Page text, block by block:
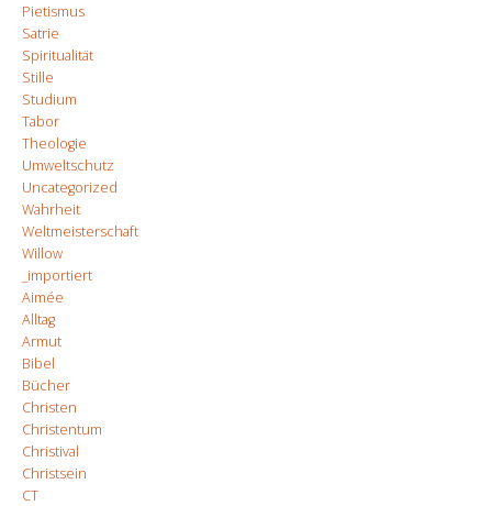
Pietismus
Satrie
Spiritualität
Stille
Studium
Tabor
Theologie
Umweltschutz
Uncategorized
Wahrheit
Weltmeisterschaft
Willow
_importiert
Aimée
Alltag
Armut
Bibel
Bücher
Christen
Christentum
Christival
Christsein
CT